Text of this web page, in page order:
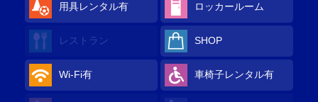
用具レンタル有 ロッカールーム
レストラン SHOP
Wi-Fi有 車椅子レンタル有